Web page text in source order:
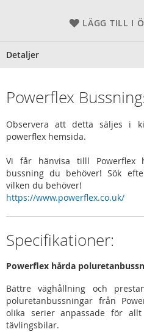
LÄGG TILL I
Detaljer
Powerflex
Observera att detta säljes i
powerflex hemsida.
Vi får hänvisa tilll Powerflex
bussning du behöver! Sök
vilken du behöver!
https://www.powerflex.co.uk/
Specifikationer:
Powerflex hårda
Bättre väghållning och
poluretanbussningar från
olika serier anpassade för
tävlingsbilar.